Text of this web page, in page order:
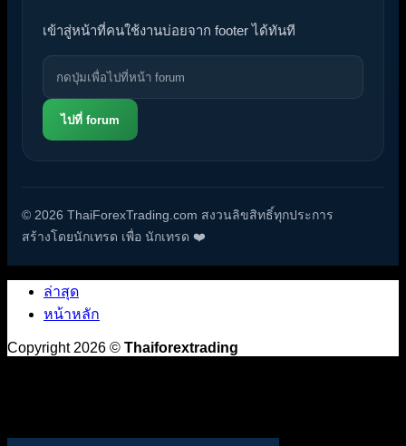
เข้าสู่หน้าที่คนใช้งานบ่อยจาก footer ได้ทันที
ไปที่ forum
© 2026 ThaiForexTrading.com สงวนลิขสิทธิ์ทุกประการ
สร้างโดยนักเทรด เพื่อ นักเทรด ❤️
ล่าสุด
หน้าหลัก
Copyright 2026 © Thaiforextrading